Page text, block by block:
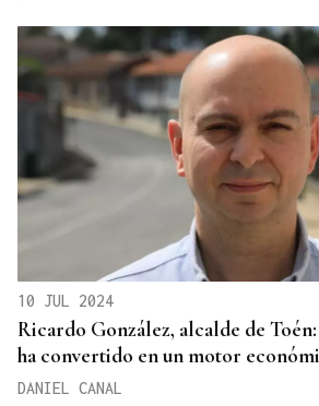
10 JUL 2024
Ricardo González, alcalde de
ha convertido en un motor
DANIEL CANAL